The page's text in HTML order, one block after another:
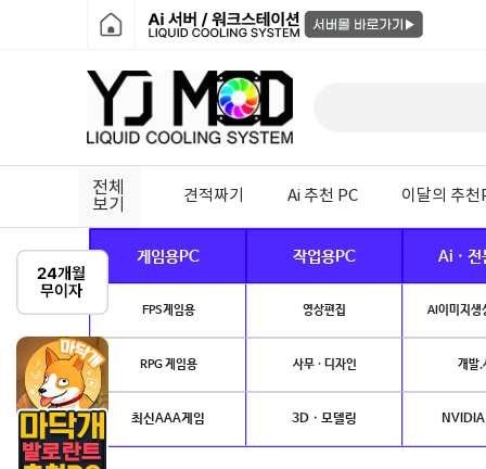
전체
보기
견적짜기 Ai 추천 PC 이달의 추천
게임용PC 작업용PC Ai · 전
FPS게임용 영상편집 AI이미지생
RPG 게임용 사무 · 디자인 개발.
최신AAA게임 3D · 모델링